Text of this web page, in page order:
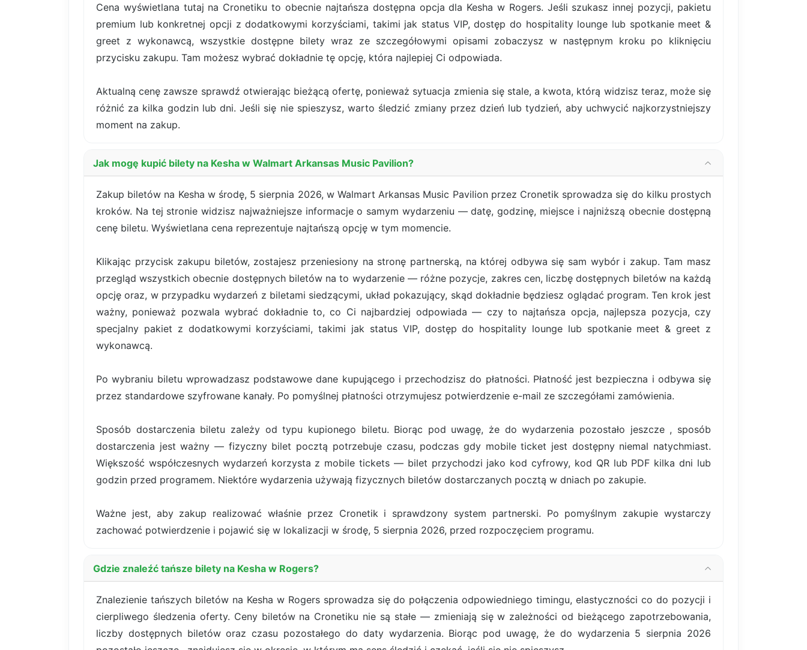
Cena wyświetlana tutaj na Cronetiku to obecnie najtańsza dostępna opcja dla Kesha w Rogers. Jeśli szukasz innej pozycji, pakietu
premium lub konkretnej opcji z dodatkowymi korzyściami, takimi jak status VIP, dostęp do hospitality lounge lub spotkanie meet &
greet z wykonawcą, wszystkie dostępne bilety wraz ze szczegółowymi opisami zobaczysz w następnym kroku po kliknięciu
przycisku zakupu. Tam możesz wybrać dokładnie tę opcję, która najlepiej Ci odpowiada.
Aktualną cenę zawsze sprawdź otwierając bieżącą ofertę, ponieważ sytuacja zmienia się stale, a kwota, którą widzisz teraz, może się
różnić za kilka godzin lub dni. Jeśli się nie spieszysz, warto śledzić zmiany przez dzień lub tydzień, aby uchwycić najkorzystniejszy
moment na zakup.
Jak mogę kupić bilety na Kesha w Walmart Arkansas Music Pavilion?
Zakup biletów na Kesha w środę, 5 sierpnia 2026, w Walmart Arkansas Music Pavilion przez Cronetik sprowadza się do kilku prostych
kroków. Na tej stronie widzisz najważniejsze informacje o samym wydarzeniu — datę, godzinę, miejsce i najniższą obecnie dostępną
cenę biletu. Wyświetlana cena reprezentuje najtańszą opcję w tym momencie.
Klikając przycisk zakupu biletów, zostajesz przeniesiony na stronę partnerską, na której odbywa się sam wybór i zakup. Tam masz
przegląd wszystkich obecnie dostępnych biletów na to wydarzenie — różne pozycje, zakres cen, liczbę dostępnych biletów na każdą
opcję oraz, w przypadku wydarzeń z biletami siedzącymi, układ pokazujący, skąd dokładnie będziesz oglądać program. Ten krok jest
ważny, ponieważ pozwala wybrać dokładnie to, co Ci najbardziej odpowiada — czy to najtańsza opcja, najlepsza pozycja, czy
specjalny pakiet z dodatkowymi korzyściami, takimi jak status VIP, dostęp do hospitality lounge lub spotkanie meet & greet z
wykonawcą.
Po wybraniu biletu wprowadzasz podstawowe dane kupującego i przechodzisz do płatności. Płatność jest bezpieczna i odbywa się
przez standardowe szyfrowane kanały. Po pomyślnej płatności otrzymujesz potwierdzenie e-mail ze szczegółami zamówienia.
Sposób dostarczenia biletu zależy od typu kupionego biletu. Biorąc pod uwagę, że do wydarzenia pozostało jeszcze , sposób
dostarczenia jest ważny — fizyczny bilet pocztą potrzebuje czasu, podczas gdy mobile ticket jest dostępny niemal natychmiast.
Większość współczesnych wydarzeń korzysta z mobile tickets — bilet przychodzi jako kod cyfrowy, kod QR lub PDF kilka dni lub
godzin przed programem. Niektóre wydarzenia używają fizycznych biletów dostarczanych pocztą w dniach po zakupie.
Ważne jest, aby zakup realizować właśnie przez Cronetik i sprawdzony system partnerski. Po pomyślnym zakupie wystarczy
zachować potwierdzenie i pojawić się w lokalizacji w środę, 5 sierpnia 2026, przed rozpoczęciem programu.
Gdzie znaleźć tańsze bilety na Kesha w Rogers?
Znalezienie tańszych biletów na Kesha w Rogers sprowadza się do połączenia odpowiedniego timingu, elastyczności co do pozycji i
cierpliwego śledzenia oferty. Ceny biletów na Cronetiku nie są stałe — zmieniają się w zależności od bieżącego zapotrzebowania,
liczby dostępnych biletów oraz czasu pozostałego do daty wydarzenia. Biorąc pod uwagę, że do wydarzenia 5 sierpnia 2026